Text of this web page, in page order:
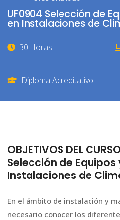
UF0904 Selección de
en Instalaciones de
30 Horas
Diploma Acreditativo
OBJETIVOS DEL
Selección de Equipos
Instalaciones de
En el ámbito de instalación y
necesario conocer los